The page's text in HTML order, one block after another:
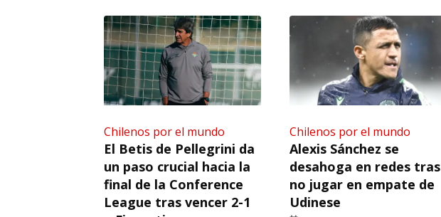
Chilenos por el mundo
El Betis de Pellegrini da
un paso crucial hacia la
final de la Conference
League tras vencer 2-1
Chilenos por el mundo
Alexis Sánchez se
desahoga en redes tras
no jugar en empate de
Udinese